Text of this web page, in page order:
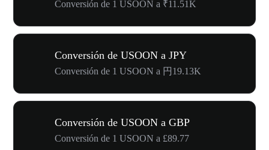
Conversión de 1 USOON a ₹11.51K
Conversión de USOON a JPY
Conversión de 1 USOON a 円19.13K
Conversión de USOON a GBP
Conversión de 1 USOON a £89.77